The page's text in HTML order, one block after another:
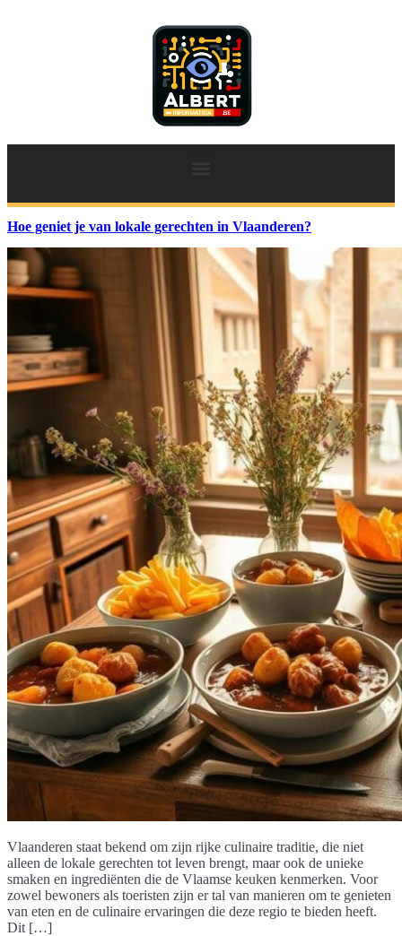
Hoe geniet je van lokale gerechten in Vlaanderen?
Vlaanderen staat bekend om zijn rijke culinaire traditie, die niet
alleen de lokale gerechten tot leven brengt, maar ook de unieke
smaken en ingrediënten die de Vlaamse keuken kenmerken. Voor
zowel bewoners als toeristen zijn er tal van manieren om te genieten
van eten en de culinaire ervaringen die deze regio te bieden heeft.
Dit […]